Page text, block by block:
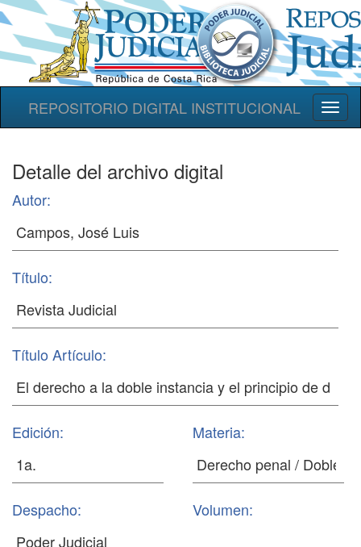
REPOSITORIO DIGITAL INSTITUCIONAL
Detalle del archivo digital
Autor:
Título:
Título Artículo:
Edición: Materia:
Despacho: Volumen: